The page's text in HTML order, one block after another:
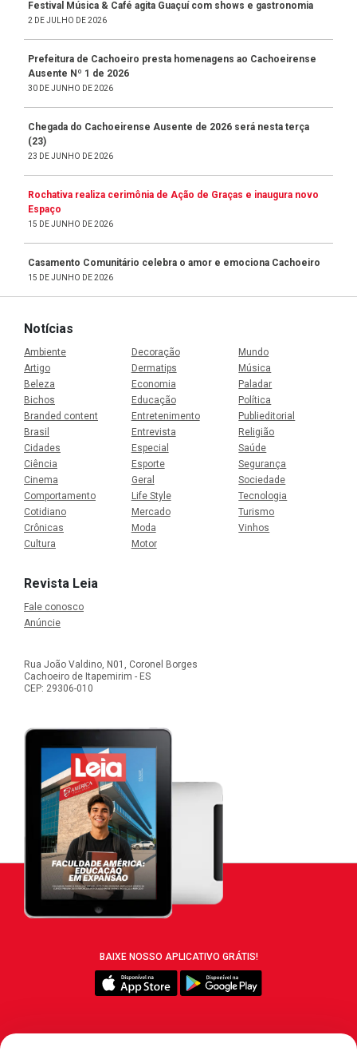
Festival Música & Café agita Guaçuí com shows e gastronomia
2 DE JULHO DE 2026
Prefeitura de Cachoeiro presta homenagens ao Cachoeirense
Ausente Nº 1 de 2026
30 DE JUNHO DE 2026
Chegada do Cachoeirense Ausente de 2026 será nesta terça
(23)
23 DE JUNHO DE 2026
Rochativa realiza cerimônia de Ação de Graças e inaugura novo
Espaço
15 DE JUNHO DE 2026
Casamento Comunitário celebra o amor e emociona Cachoeiro
15 DE JUNHO DE 2026
Notícias
Ambiente
Artigo
Beleza
Bichos
Branded content
Brasil
Cidades
Ciência
Cinema
Comportamento
Cotidiano
Crônicas
Cultura
Decoração
Dermatips
Economia
Educação
Entretenimento
Entrevista
Especial
Esporte
Geral
Life Style
Mercado
Moda
Motor
Mundo
Música
Paladar
Política
Publieditorial
Religião
Saúde
Segurança
Sociedade
Tecnologia
Turismo
Vinhos
Revista Leia
Fale conosco
Anúncie
Rua João Valdino, N01, Coronel Borges
Cachoeiro de Itapemirim - ES
CEP: 29306-010
BAIXE NOSSO APLICATIVO GRÁTIS!